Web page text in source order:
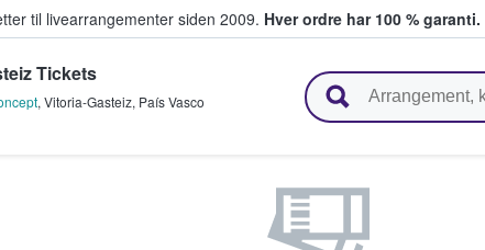
til livearrangementer siden 2009. Hver ordre har 100 % garanti.
sælger billetter
Tickets
, Vitoria-Gasteiz, País Vasco